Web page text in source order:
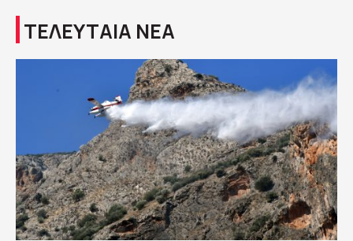
ΤΕΛΕΥΤΑΙΑ ΝΕΑ